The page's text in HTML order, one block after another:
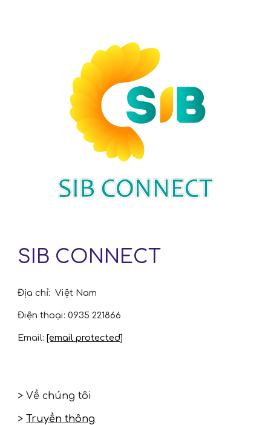
SIB CONNECT
Địa chỉ:Việt Nam
Điện thoại:0935 221866
Email: [email protected]
> Về chúng tôi
>Truyền thông